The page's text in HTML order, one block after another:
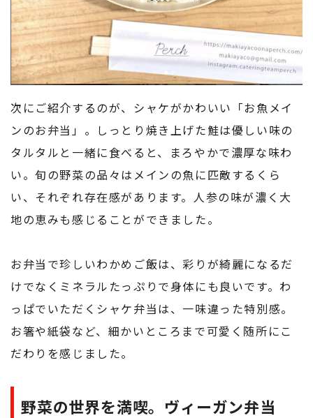
次にご紹介するのが、シャケがかわいい「お魚メイ
ンのお弁当」。しっとり焼き上げた鮭は優しい味の
タルタルと一緒に食べると、まろやかで濃厚な味わ
い。旬の野菜の品々はメインの魚に匹敵するくら
い、それぞれ存在感があります。人参の味が濃く大
地の恵みも感じることができました。
お弁当で珍しいわかめご飯は、彩りが綺麗になるだ
けでなくミネラルたっぷりで身体にも良いです。わ
っぱでいただくシャケ弁当は、一味違った特別感。
お箸や紙袋など、細かいところまで可愛く随所にこ
だわりを感じました。
野菜の世界を満喫。ヴィーガン弁当